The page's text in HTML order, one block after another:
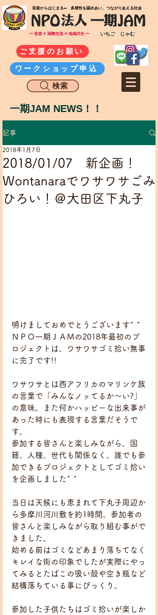
​音楽からはじまる∞ 多様性を認めあい、つながりあえる社会
〜 音楽 ✕ 国際交流 ✕ 地域共生 〜 いちご じゃむ
ご支援のお願い
ワークショップ申込
検索
一期JAM NEWS！！
記事
2018/01/07 新企画！
Wontanaraでワサワサごみ
ひろい！＠大田区下丸子
2018年1月7日
明けましておめでとうございます^ ^
ＮＰＯ一期ＪＡＭの2018年最初のプ
ロジェクトは、ワサワサゴミ拾い無事
に完了です!!
ワサワサとは西アフリカのマリンケ族
の言葉で「みんなノッてるか～い?」
の意味。また何かハッピーな出来事が
あった時にも表現する言葉だそうで
す。
参加する皆さんと楽しみながら、国
籍、人種、世代も関係なく、誰でも参
加できるプロジェクトとしてゴミ拾い
を企画しました^ ^
当日は天候にも恵まれて下丸子周辺か
ら多摩川河川敷を約1時間、参加者の
皆さんと楽しみながら取り組む事がで
きました。
始める前はゴミなどあまり落ちてなく
キレイな街の印象でしたが実際にやっ
てみるとたばこの吸い殻や空き瓶など
結構落ちている事にびっくり。
参加した子供たちはゴミ拾いが楽しか